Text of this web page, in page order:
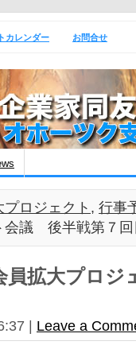
カレンダー お問合せ
ロジェクト , 行事
会議 後半戦第７回
員拡大プロ
| Leave a